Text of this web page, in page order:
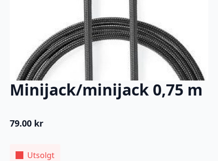
Minijack/minijack 0,75 m
79.00 kr
Utsolgt